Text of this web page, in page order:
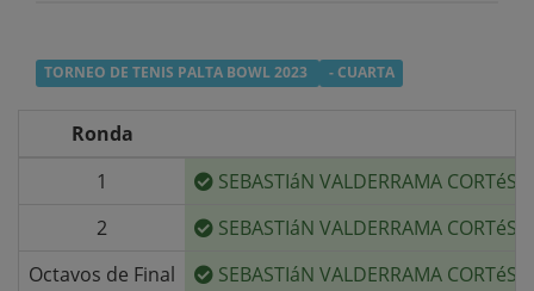
TORNEO DE TENIS PALTA BOWL 2023 - CUARTA
Ronda
1
SEBASTIáN VALDERRAMA CORTéS
2
SEBASTIáN VALDERRAMA CORTéS
Octavos de Final
SEBASTIáN VALDERRAMA CORTéS